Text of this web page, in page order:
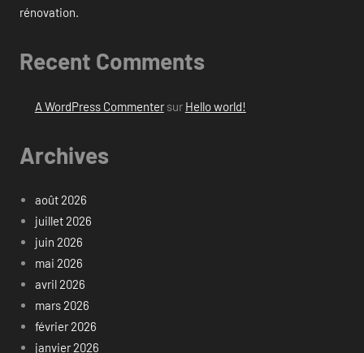
rénovation.
Recent Comments
A WordPress Commentersur Hello world!
Archives
août 2026
juillet 2026
juin 2026
mai 2026
avril 2026
mars 2026
février 2026
janvier 2026